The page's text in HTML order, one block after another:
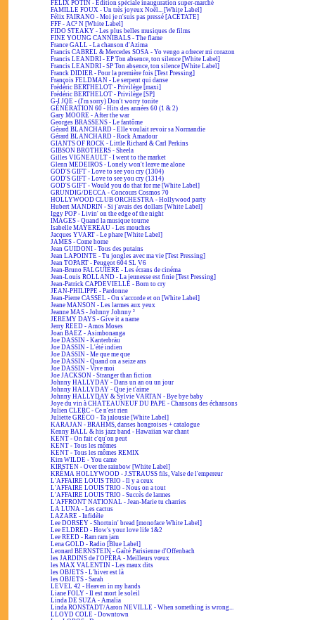
FÉLIX POTIN - Édition spéciale inauguration super-marché
FAMILLE FOUX - Un très joyeux Noël... [White Label]
Félix FAIRANO - Moi je n'suis pas pressé [ACÉTATE]
FFF - AC² N [White Label]
FIDO STEAKY - Les plus belles musiques de films
FINE YOUNG CANNIBALS - The flame
France GALL - La chanson d'Azima
Francis CABREL & Mercedes SOSA - Yo vengo a ofrecer mi corazon
Francis LEANDRI - EP Ton absence, ton silence [White Label]
Francis LEANDRI - SP Ton absence, ton silence [White Label]
Franck DIDIER - Pour la première fois [Test Pressing]
François FELDMAN - Le serpent qui danse
Frédéric BERTHELOT - Privilège [maxi]
Frédéric BERTHELOT - Privilège [SP]
G-I JOE - (I'm sorry) Don't worry tonite
GÉNÉRATION 60 - Hits des années 60 (1 & 2)
Gary MOORE - After the war
Georges BRASSENS - Le fantôme
Gérard BLANCHARD - Elle voulait revoir sa Normandie
Gérard BLANCHARD - Rock Amadour
GIANTS OF ROCK - Little Richard & Carl Perkins
GIBSON BROTHERS - Sheela
Gilles VIGNEAULT - I went to the market
Glenn MEDEIROS - Lonely won't leave me alone
GOD'S GIFT - Love to see you cry (1304)
GOD'S GIFT - Love to see you cry (1314)
GOD'S GIFT - Would you do that for me [White Label]
GRUNDIG/DECCA - Concours Cosmos 70
HOLLYWOOD CLUB ORCHESTRA - Hollywood party
Hubert MANDRIN - Si j'avais des dollars [White Label]
Iggy POP - Livin' on the edge of the night
IMAGES - Quand la musique tourne
Isabelle MAYEREAU - Les mouches
Jacques YVART - Le phare [White Label]
JAMES - Come home
Jean GUIDONI - Tous des putains
Jean LAPOINTE - Tu jongles avec ma vie [Test Pressing]
Jean TOPART - Peugeot 604 SL V6
Jean-Bruno FALGUIÈRE - Les écrans de cinéma
Jean-Louis ROLLAND - La jeunesse est finie [Test Pressing]
Jean-Patrick CAPDEVIELLE - Born to cry
JEAN-PHILIPPE - Pardonne
Jean-Pierre CASSEL - On s'accorde et on [White Label]
Jeane MANSON - Les larmes aux yeux
Jeanne MAS - Johnny Johnny ²
JEREMY DAYS - Give it a name
Jerry REED - Amos Moses
Joan BAEZ - Asimbonanga
Joe DASSIN - Kanterbräu
Joe DASSIN - L'été indien
Joe DASSIN - Me que me que
Joe DASSIN - Quand on a seize ans
Joe DASSIN - Vive moi
Joe JACKSON - Stranger than fiction
Johnny HALLYDAY - Dans un an ou un jour
Johnny HALLYDAY - Que je t'aime
Johnny HALLYDAY & Sylvie VARTAN - Bye bye baby
Joye du vin à CHÂTEAUNEUF DU PAPE - Chansons des échansons
Julien CLERC - Ce n'est rien
Juliette GRÉCO - Ta jalousie [White Label]
KARAJAN - BRAHMS, danses hongroises + catalogue
Kenny BALL & his jazz band - Hawaiian war chant
KENT - On fait c'qu'on peut
KENT - Tous les mômes
KENT - Tous les mômes REMIX
Kim WILDE - You came
KIRSTEN - Over the rainbow [White Label]
KRÉMA HOLLYWOOD - J.STRAUSS fils, Valse de l'empereur
L'AFFAIRE LOUIS TRIO - Il y a ceux
L'AFFAIRE LOUIS TRIO - Nous on a tout
L'AFFAIRE LOUIS TRIO - Succès de larmes
L'AFFRONT NATIONAL - Jean-Marie tu charries
LA LUNA - Les cactus
LAZARE - Infidèle
Lee DORSEY - Shortnin' bread [monoface White Label]
Lee ELDRED - How's your love life 1&2
Lee REED - Ram ram jam
Lena GOLD - Radio [Blue Label]
Leonard BERNSTEIN - Gaîté Parisienne d'Offenbach
les JARDINS de l'OPÉRA - Meilleurs vœux
les MAX VALENTIN - Les maux dits
les OBJETS - L'hiver est là
les OBJETS - Sarah
LEVEL 42 - Heaven in my hands
Liane FOLY - Il est mort le soleil
Linda DE SUZA - Amalia
Linda RONSTADT/Aaron NEVILLE - When something is wrong...
LLOYD COLE - Downtown